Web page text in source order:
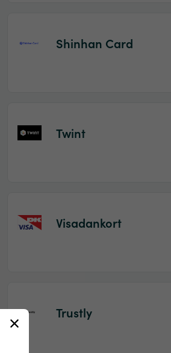
Shinhan Card
Twint
Visadankort
Trustly